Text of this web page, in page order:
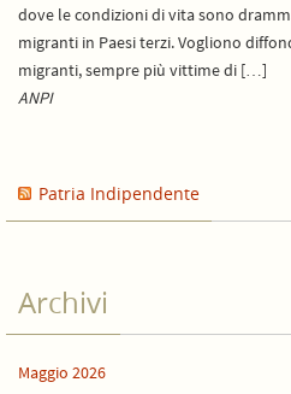
dove le condizioni di vita sono
migranti in Paesi terzi. Vogliono
migranti, sempre più vittime di […]
ANPI
Patria Indipendente
Archivi
Maggio 2026